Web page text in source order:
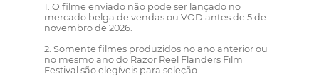
1. O filme enviado não pode ser lançado no
mercado belga de vendas ou VOD antes de 5 de
novembro de 2026.
2. Somente filmes produzidos no ano anterior ou
no mesmo ano do Razor Reel Flanders Film
Festival são elegíveis para seleção.